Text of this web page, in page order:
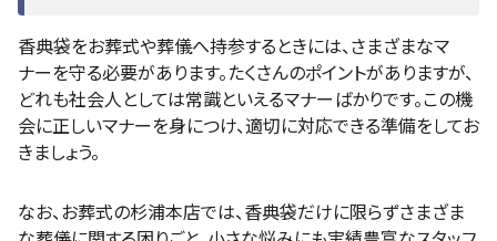
香典袋をお葬式や葬儀へ持参するときには、さまざまなマ
ナーを守る必要があります。たくさんのポイントがありますが、
どれも社会人としては常識といえるマナーばかりです。この機
会に正しいマナーを身につけ、適切に対応できる準備をしてお
きましょう。
なお、お葬式の杉浦本店では、香典袋だけに限らずさまざま